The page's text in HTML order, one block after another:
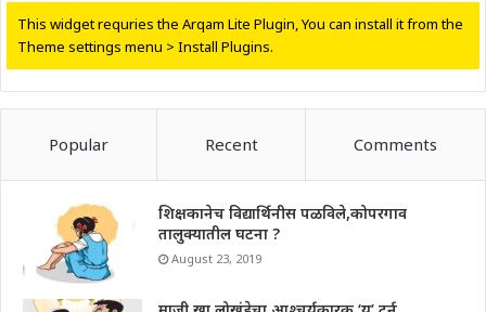
This widget requries the Arqam Lite Plugin, You can install it from the
Theme settings menu > Install Plugins.
Popular Recent Comments
शिक्षकानेच विद्यार्थिनीस पळविले,कोपरगाव
तालुक्यातील घटना ?
August 23, 2019